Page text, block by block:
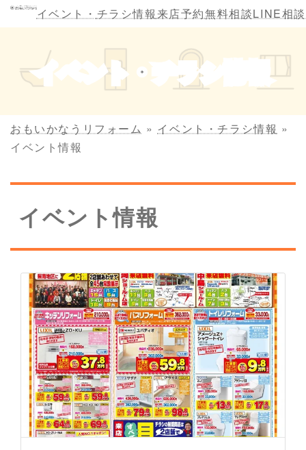
コ
ン
ッ
ナ
ビ
移
イベント・ チラシ情報来店予約無料相談LINE相談
イベント・チラシ情報
おもいかなうリフォーム » イベント・チラシ情報 »
イベント情報
イベント情報